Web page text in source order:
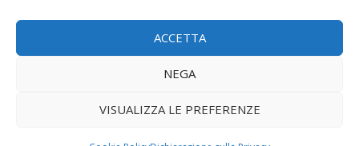
ACCETTA
NEGA
VISUALIZZA LE PREFERENZE
Home page